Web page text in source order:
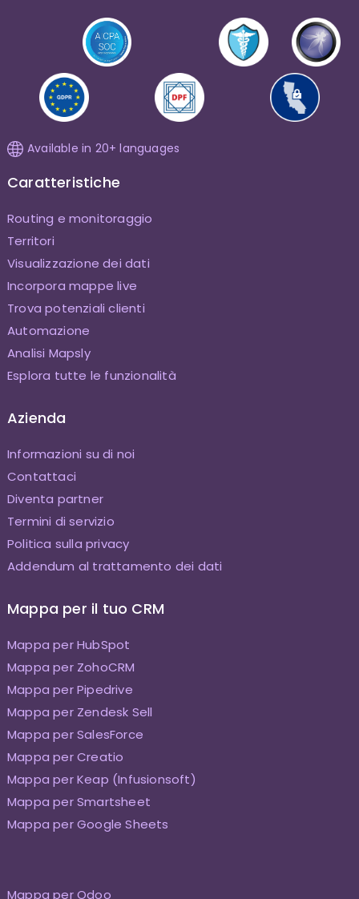
Available in 20+ languages
Caratteristiche
Routing e monitoraggio
Territori
Visualizzazione dei dati
Incorpora mappe live
Trova potenziali clienti
Automazione
Analisi Mapsly
Esplora tutte le funzionalità
Azienda
Informazioni su di noi
Contattaci
Diventa partner
Termini di servizio
Politica sulla privacy
Addendum al trattamento dei dati
Mappa per il tuo CRM
Mappa per HubSpot
Mappa per ZohoCRM
Mappa per Pipedrive
Mappa per Zendesk Sell
Mappa per SalesForce
Mappa per Creatio
Mappa per Keap (Infusionsoft)
Mappa per Smartsheet
Mappa per Google Sheets
Mappa per Odoo